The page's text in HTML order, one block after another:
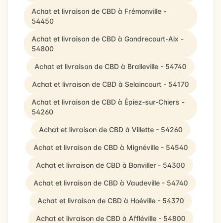
Achat et livraison de CBD à Frémonville -
54450
Achat et livraison de CBD à Gondrecourt-Aix -
54800
Achat et livraison de CBD à Bralleville - 54740
Achat et livraison de CBD à Selaincourt - 54170
Achat et livraison de CBD à Épiez-sur-Chiers -
54260
Achat et livraison de CBD à Villette - 54260
Achat et livraison de CBD à Mignéville - 54540
Achat et livraison de CBD à Bonviller - 54300
Achat et livraison de CBD à Vaudeville - 54740
Achat et livraison de CBD à Hoéville - 54370
Achat et livraison de CBD à Affléville - 54800